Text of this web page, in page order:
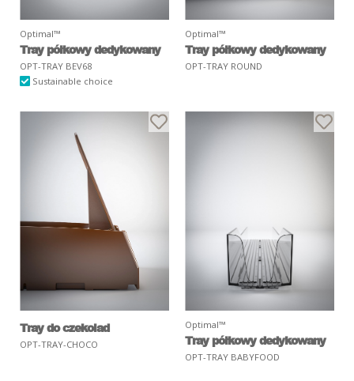
Optimal™
Tray półkowy dedykowany
OPT-TRAY BEV68
Sustainable choice
Optimal™
Tray półkowy dedykowany
OPT-TRAY ROUND
Tray do czekolad
OPT-TRAY-CHOCO
Optimal™
Tray półkowy dedykowany
OPT-TRAY BABYFOOD